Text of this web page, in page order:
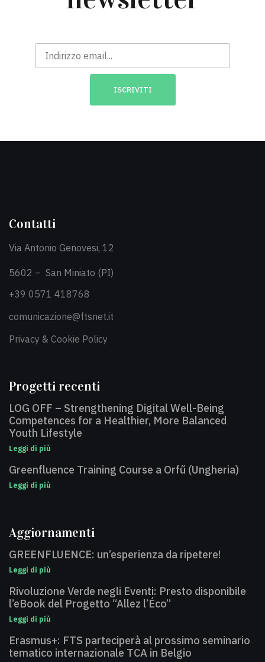
Contatti
Via Antonio Genovesi, 12
5602 – San Miniato (PI)
+39 0571 418768
comunicazione@ftsnet.it
Privacy & Cookie Policy
Progetti recenti
LOG OFF – Strengthening Digital Well-Being
Competences for a Healthier, More Balanced
Youth Lifestyle
Leggi di più
Greenfluence Training Course a Orfű (Ungheria)
Leggi di più
Aggiornamenti
GREENFLUENCE: un’esperienza da ripetere!
Leggi di più
Rivoluzione Verde negli Eventi: Presto disponibile
l’eBook del Progetto “Allez l’Éco”
Leggi di più
Erasmus+: FTS parteciperà al prossimo seminario
tematico internazionale TCA in Belgio